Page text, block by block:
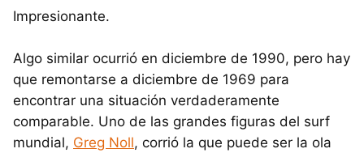
Impresionante.
Algo similar ocurrió en diciembre de 1990, pero hay
que remontarse a diciembre de 1969 para
encontrar una situación verdaderamente
comparable. Uno de las grandes figuras del surf
mundial, Greg Noll, corrió la que puede ser la ola